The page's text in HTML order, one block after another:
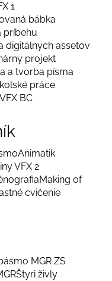
1
bábka
príbehu
digitálnych assetov
projekt
a tvorba písma
práce
BC
Animatik
VFX 2
Making of
cvičenie
MGR ZS
Štyri živly